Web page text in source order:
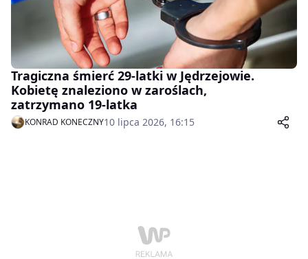
Tragiczna śmierć 29-latki w Jędrzejowie.
Kobietę znaleziono w zaroślach,
zatrzymano 19-latka
KONRAD KONECZNY10 lipca 2026, 16:15